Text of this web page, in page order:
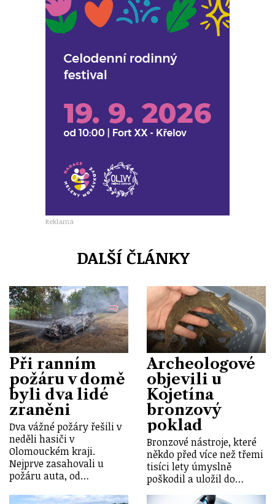
Reklama
DALŠÍ ČLÁNKY
Při ranním
požáru v domě
byli dva lidé
zraněni
Dva vážné požáry řešili v
neděli hasiči v
Olomouckém kraji.
Nejprve zasahovali u
požáru auta, od…
Archeologové
objevili u
Kojetína
bronzový
poklad
Bronzové nástroje, které
někdo před více než třemi
tisíci lety úmyslně
poškodil a uložil do…